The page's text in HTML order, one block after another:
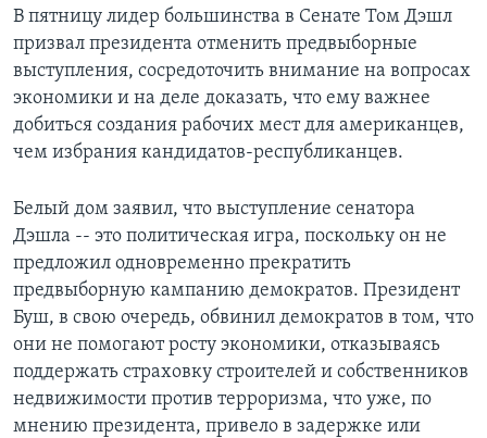
В пятницу лидер большинства в Сенате Том Дэшл
призвал президента отменить предвыборные
выступления, сосредоточить внимание на вопросах
экономики и на деле доказать, что ему важнее
добиться создания рабочих мест для американцев,
чем избрания кандидатов-республиканцев.
Белый дом заявил, что выступление сенатора
Дэшла -- это политическая игра, поскольку он не
предложил одновременно прекратить
предвыборную кампанию демократов. Президент
Буш, в свою очередь, обвинил демократов в том, что
они не помогают росту экономики, отказываясь
поддержать страховку строителей и собственников
недвижимости против терроризма, что уже, по
мнению президента, привело в задержке или